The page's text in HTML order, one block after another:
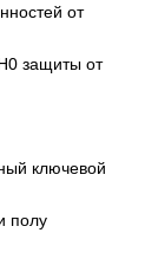
от
защиты от
ключевой
полу